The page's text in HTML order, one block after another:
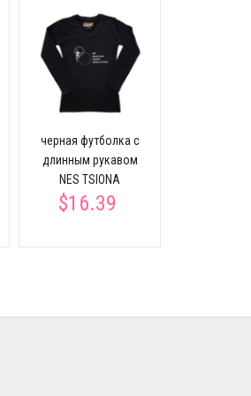
черная футболка с
длинным рукавом
NES TSIONA
$16.39